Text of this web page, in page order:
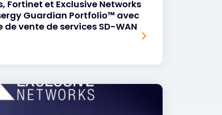
Fortinet et Exclusive Networks
Guardian Portfolio™ avec
vente de services SD-WAN